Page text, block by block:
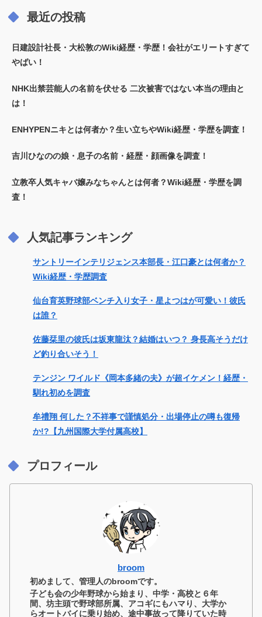
最近の投稿
日建設計社長・大松敦のWiki経歴・学歴！会社がエリートすぎて
やばい！
NHK出禁芸能人の名前を伏せる 二次被害ではない本当の理由と
は！
ENHYPENニキとは何者か？生い立ちやWiki経歴・学歴を調査！
吉川ひなのの娘・息子の名前・経歴・顔画像を調査！
立教卒人気キャバ嬢みなちゃんとは何者？Wiki経歴・学歴を調
査！
人気記事ランキング
サントリーインテリジェンス本部長・江口豪とは何者か？
Wiki経歴・学歴調査
仙台育英野球部ベンチ入り女子・星よつはが可愛い！彼氏
は誰？
佐藤栞里の彼氏は坂東龍汰？結婚はいつ？ 身長高そうだけ
ど釣り合いそう！
テンジン ワイルド《岡本多緒の夫》が超イケメン！経歴・
馴れ初めを調査
牟禮翔 何した？不祥事で謹慎処分・出場停止の噂も復帰
か!?【九州国際大学付属高校】
プロフィール
broom
初めまして、管理人のbroomです。
子ども会の少年野球から始まり、中学・高校と６年
間、坊主頭で野球部所属、アコギにもハマり、大学か
らオートバイに乗り始め、途中事故って降りていた時